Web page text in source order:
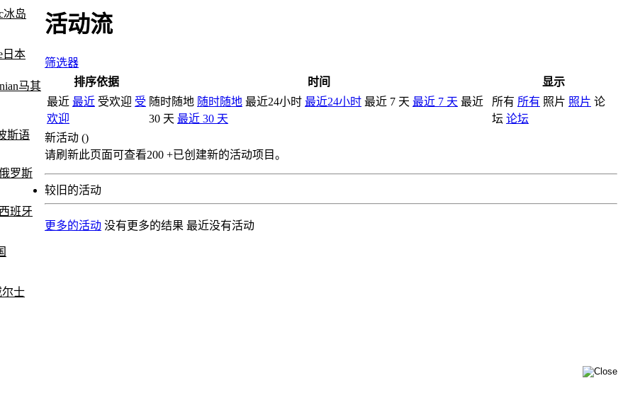
冰岛
日本
马其
斯语
罗斯
西班牙
尔士
活动流
筛选器
排序依据
时间
显示
最近 最近 受欢迎 受
欢迎
随时随地 随时随地 最近24小时 最近24小时 最近 7 天 最近 7 天 最近
30 天 最近 30 天
所有 所有 照片 照片 论
坛 论坛
新活动 ()
请刷新此页面可查看200 +已创建新的活动项目。
较旧的活动
更多的活动 没有更多的结果 最近没有活动